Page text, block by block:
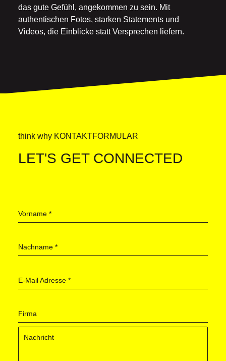
das gute Gefühl, angekommen zu sein. Mit
authentischen Fotos, starken Statements und
Videos, die Einblicke statt Versprechen liefern.
think why KONTAKTFORMULAR
LET'S GET CONNECTED
Vorname *
Nachname *
E-Mail Adresse *
Firma